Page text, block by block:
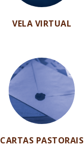
VELA VIRTUAL
CARTAS PASTORAIS